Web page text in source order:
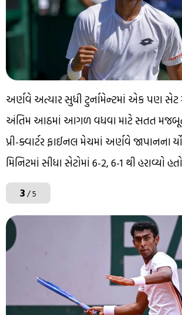
અર્ણવે અત્યાર સુધી ટુર્નામેન્ટમાં એક પણ
અંતિમ આઠમાં આગળ વધવા માટે સતત
પ્રી-ક્વાર્ટર ફાઈનલ મેચમાં અર્ણવે જાપાનના
મિનિટમાં સીધા સેટોમાં 6-2, 6-1 થી હરાવ્યો
3/ 5